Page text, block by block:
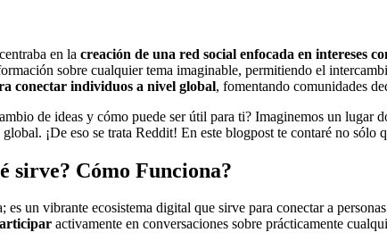
en la creación de una red social enfocada en intereses
sobre cualquier tema imaginable, permitiendo el
conectar individuos a nivel global, fomentando comunidades
de ideas y cómo puede ser útil para ti? Imaginemos un lugar
¡De eso se trata Reddit! En este blogpost te contaré no
sirve? Cómo Funciona?
un vibrante ecosistema digital que sirve para conectar a
activamente en conversaciones sobre prácticamente